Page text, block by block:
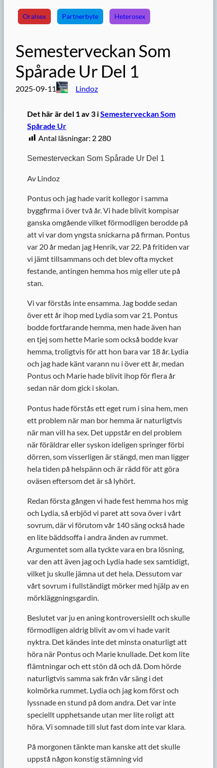
Oralsex Partnerbyte Heterosex
Semesterveckan Som
Spårade Ur Del 1
2025-09-11 Lindoz
Det här är del 1 av 3 iSemesterveckan Som
Spårade Ur
Antal läsningar: 2 280
Semesterveckan Som Spårade Ur Del 1
Av Lindoz
Pontus och jag hade varit kollegor i samma
byggfirma i över två år. Vi hade blivit kompisar
ganska omgående vilket förmodligen berodde på
att vi var dom yngsta snickarna på firman. Pontus
var 20 år medan jag Henrik, var 22. På fritiden var
vi jämt tillsammans och det blev ofta mycket
festande, antingen hemma hos mig eller ute på
stan.
Vi var förstås inte ensamma. Jag bodde sedan
över ett år ihop med Lydia som var 21. Pontus
bodde fortfarande hemma, men hade även han
en tjej som hette Marie som också bodde kvar
hemma, troligtvis för att hon bara var 18 år. Lydia
och jag hade känt varann nu i över ett år, medan
Pontus och Marie hade blivit ihop för flera år
sedan när dom gick i skolan.
Pontus hade förstås ett eget rum i sina hem, men
ett problem när man bor hemma är naturligtvis
när man vill ha sex. Det uppstår en del problem
när föräldrar eller syskon ideligen springer förbi
dörren, som visserligen är stängd, men man ligger
hela tiden på helspänn och är rädd för att göra
oväsen eftersom det är så lyhört.
Redan första gången vi hade fest hemma hos mig
och Lydia, så erbjöd vi paret att sova över i vårt
sovrum, där vi förutom vår 140 säng också hade
en lite bäddsoffa i andra änden av rummet.
Argumentet som alla tyckte vara en bra lösning,
var den att även jag och Lydia hade sex samtidigt,
vilket ju skulle jämna ut det hela. Dessutom var
vårt sovrum i fullständigt mörker med hjälp av en
mörkläggningsgardin.
Beslutet var ju en aning kontroversiellt och skulle
förmodligen aldrig blivit av om vi hade varit
nyktra. Det kändes inte det minsta onaturligt att
höra när Pontus och Marie knullade. Det kom lite
flämtningar och ett stön då och då. Dom hörde
naturligtvis samma sak från vår säng i det
kolmörka rummet. Lydia och jag kom först och
lyssnade en stund på dom andra. Det var inte
speciellt upphetsande utan mer lite roligt att
höra. Vi somnade till slut fast dom inte var klara.
På morgonen tänkte man kanske att det skulle
uppstå någon konstig stämning vid